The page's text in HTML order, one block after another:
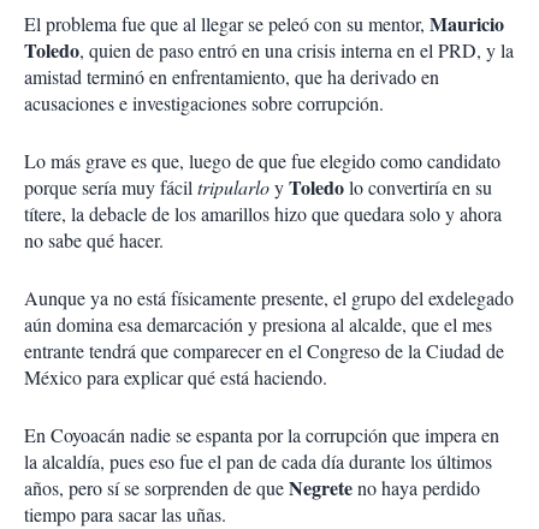
El problema fue que al llegar se peleó con su mentor, Mauricio
Toledo, quien de paso entró en una crisis interna en el PRD, y la
amistad terminó en enfrentamiento, que ha derivado en
acusaciones e investigaciones sobre corrupción.
Lo más grave es que, luego de que fue elegido como candidato
porque sería muy fácil tripularloyToledolo convertiría en su
títere, la debacle de los amarillos hizo que quedara solo y ahora
no sabe qué hacer.
Aunque ya no está físicamente presente, el grupo del exdelegado
aún domina esa demarcación y presiona al alcalde, que el mes
entrante tendrá que comparecer en el Congreso de la Ciudad de
México para explicar qué está haciendo.
En Coyoacán nadie se espanta por la corrupción que impera en
la alcaldía, pues eso fue el pan de cada día durante los últimos
años, pero sí se sorprenden de queNegreteno haya perdido
tiempo para sacar las uñas.